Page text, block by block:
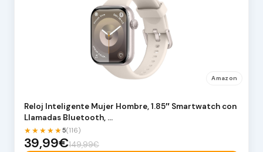
Amazon
Reloj Inteligente Mujer Hombre, 1.85″ Smartwatch con
Llamadas Bluetooth, …
★★★★★5(116)
39,99€149,99€